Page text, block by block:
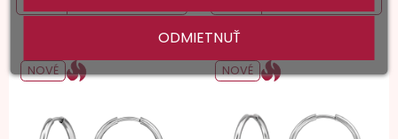
NOVÉ NOVÉ
ODMIETNUŤ